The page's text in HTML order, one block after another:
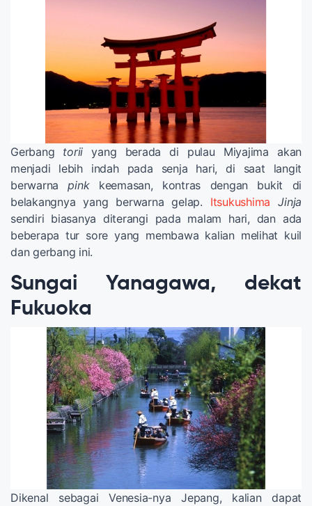
Gerbang torii yang berada di pulau Miyajima akan
menjadi lebih indah pada senja hari, di saat langit
berwarnapinkkeemasan, kontras dengan bukit di
belakangnya yang berwarna gelap. Itsukushima
Jinja
sendiri biasanya diterangi pada malam hari, dan ada
beberapa tur sore yang membawa kalian melihat kuil
dan gerbang ini.
Sungai Yanagawa, dekat
Fukuoka
Dikenal sebagai Venesia-nya Jepang, kalian dapat